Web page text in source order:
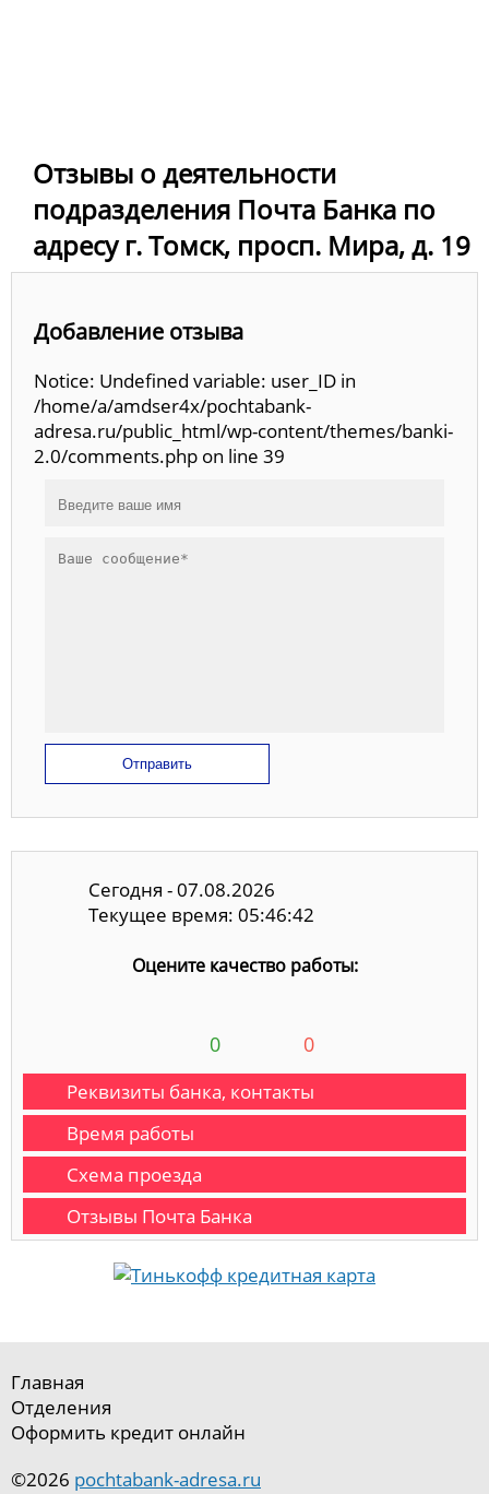
Отзывы о деятельности
подразделения Почта Банка по
адресу г. Томск, просп. Мира, д. 19
Добавление отзыва
Notice: Undefined variable: user_ID in
/home/a/amdser4x/pochtabank-
adresa.ru/public_html/wp-content/themes/banki-
2.0/comments.php on line 39
Отправить
Сегодня - 07.08.2026
Текущее время: 05:46:43
Оцените качество работы:
0 0
Реквизиты банка, контакты
Время работы
Схема проезда
Отзывы Почта Банка
Главная
Отделения
Оформить кредит онлайн
©2026 pochtabank-adresa.ru